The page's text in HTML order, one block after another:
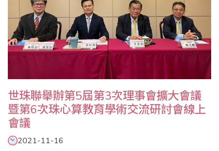
世珠聯舉辦第5屆第3次理事會擴大會議
暨第6次珠心算教育學術交流研討會線上
會議
2021-11-16